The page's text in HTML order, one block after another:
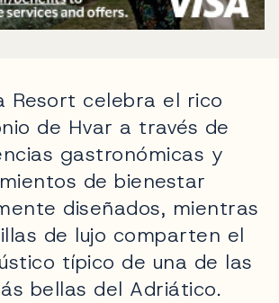
Resort celebra el rico
de Hvar a través de
gastronómicas y
de bienestar
diseñados, mientras
de lujo comparten el
típico de una de las
bellas del Adriático.